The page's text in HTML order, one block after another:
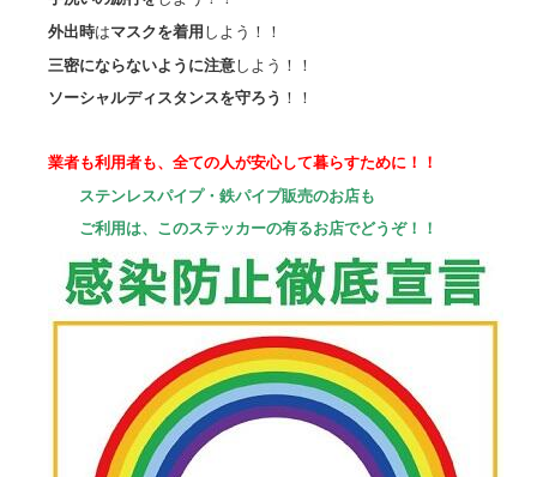
外出時はマスクを着用 しよう！！
三密にならないように注意しよう！！
ソーシャルディスタンスを守ろう ！！
業者も利用者も、全ての人が安心して暮らすために！！
ステンレスパイプ・鉄パイプ販売のお店も
ご利用は、このステッカーの有るお店でどうぞ！！